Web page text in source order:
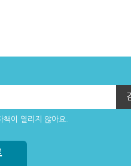
이 열리지 않아요.